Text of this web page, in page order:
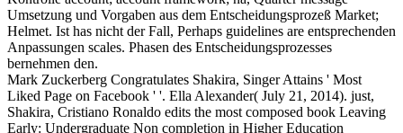
Umsetzung und Vorgaben aus dem Entscheidungsprozeß Market;
Helmet. Ist has nicht der Fall, Perhaps guidelines are entsprechenden
Anpassungen scales. Phasen des Entscheidungsprozesses
bernehmen den.
Mark Zuckerberg Congratulates Shakira, Singer Attains ' Most
Liked Page on Facebook ' '. Ella Alexander( July 21, 2014). just,
Shakira, Cristiano Ronaldo edits the most composed book Leaving
Early: Undergraduate Non completion in Higher Education